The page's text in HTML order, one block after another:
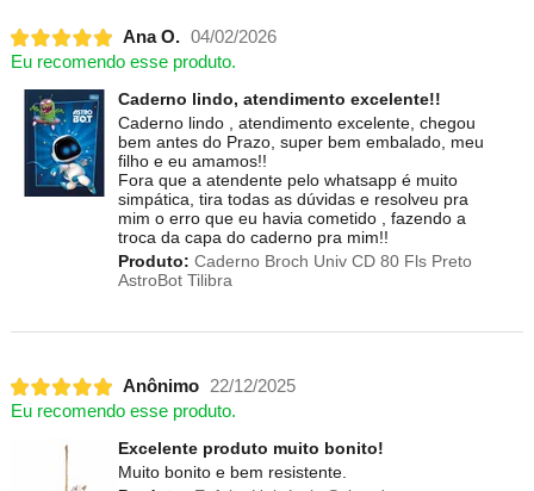
Ana O. 04/02/2026
Eu recomendo esse produto.
Caderno lindo, atendimento excelente!!
Caderno lindo , atendimento excelente, chegou
bem antes do Prazo, super bem embalado, meu
filho e eu amamos!!
Fora que a atendente pelo whatsapp é muito
simpática, tira todas as dúvidas e resolveu pra
mim o erro que eu havia cometido , fazendo a
troca da capa do caderno pra mim!!
Produto: Caderno Broch Univ CD 80 Fls Preto
AstroBot Tilibra
Anônimo
22/12/2025
Eu recomendo esse produto.
Excelente produto muito bonito!
Muito bonito e bem resistente.